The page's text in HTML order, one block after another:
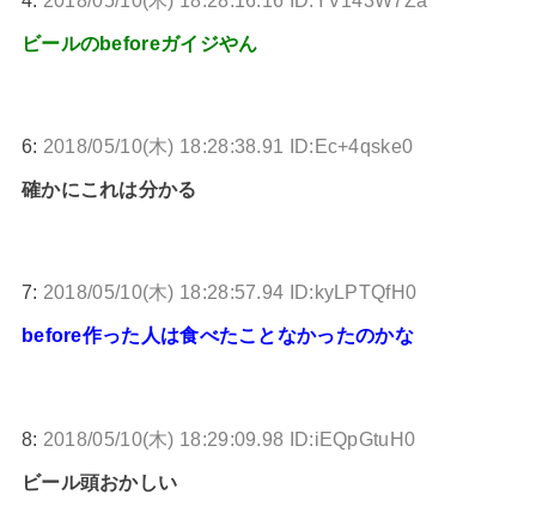
ビールのbeforeガイジやん
6: 2018/05/10(木) 18:28:38.91 ID:Ec+4qske0
確かにこれは分かる
7: 2018/05/10(木) 18:28:57.94 ID:kyLPTQfH0
before作った人は食べたことなかったのかな
8: 2018/05/10(木) 18:29:09.98 ID:iEQpGtuH0
ビール頭おかしい